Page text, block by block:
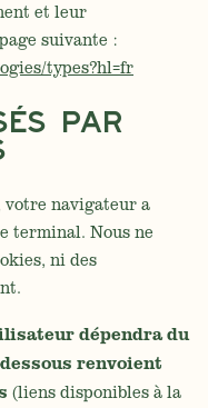
et leur
suivante :
types?hl=fr
PAR
votre navigateur a
terminal. Nous ne
ni des
dépendra du
renvoient
(liens disponibles à la